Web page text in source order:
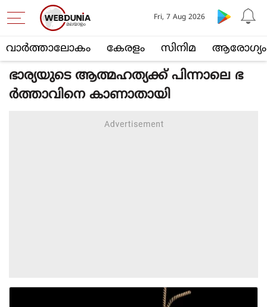
വാര്‍ത്താലോകം കേരളം സിനിമ ആരോഗ്യം
Fri, 7 Aug 2026
ഭാര്യയുടെ ആത്മഹത്യക്ക് പിന്നാലെ ഭ
ര്‍ത്താവിനെ കാണാതായി